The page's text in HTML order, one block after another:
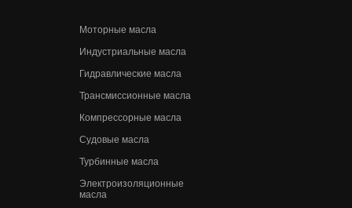
Моторные масла
Индустриальные масла
Гидравлические масла
Трансмиссионные масла
Компрессорные масла
Судовые масла
Турбинные масла
Электроизоляционные
масла